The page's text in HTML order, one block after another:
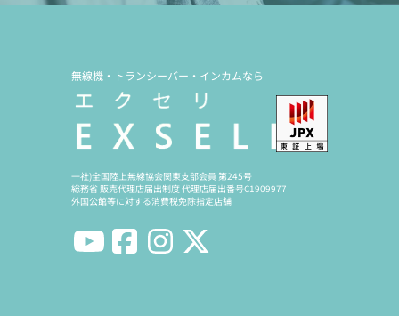
無線機・トランシーバー・インカムなら
一社)全国陸上無線協会関東支部会員 第245号
総務省 販売代理店届出制度 代理店届出番号C1909977
外国公館等に対する消費税免除指定店舗